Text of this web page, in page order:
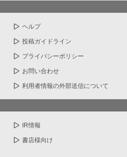
ヘルプ
投稿ガイドライン
プライバシーポリシー
お問い合わせ
利用者情報の外部送信について
IR情報
書店様向け